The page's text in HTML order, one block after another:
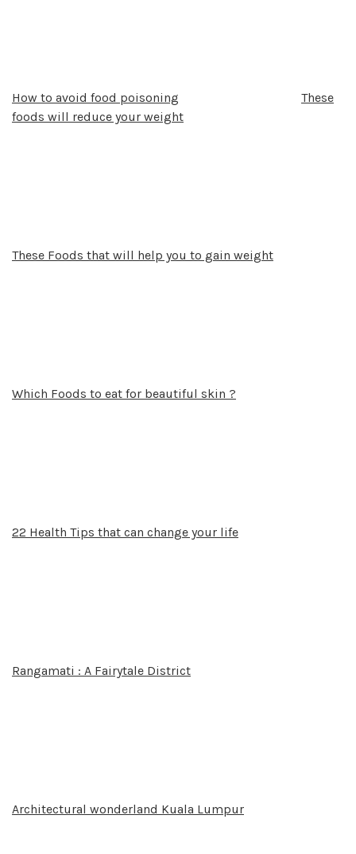
How to avoid food poisoning
These
foods will reduce your weight
These Foods that will help you to gain weight
Which Foods to eat for beautiful skin ?
22 Health Tips that can change your life
Rangamati : A Fairytale District
Architectural wonderland Kuala Lumpur